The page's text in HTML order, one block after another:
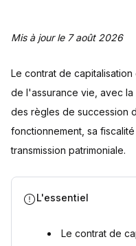
Mis à jour le 7 août 2026
Le contrat de
de l'assurance vie, avec la
des règles de succession
fonctionnement, sa
transmission patrimoniale.
L'essentiel
Le contrat de